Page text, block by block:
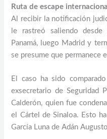
Ruta de escape internacional
Al recibir la notificación
le rastreó saliendo
Panamá, luego Madrid y
se presume que permanece
El caso ha sido
exsecretario de Seguridad
Calderón, quien fue
el Cártel de Sinaloa. Esto
García Luna de Adán